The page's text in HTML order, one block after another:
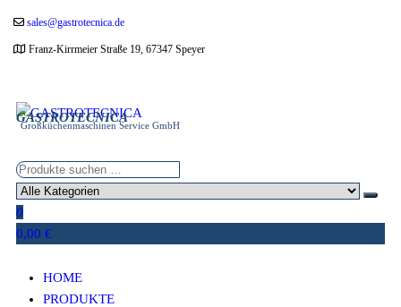
Zumsales@gastrotecnica.de
Franz-Kirrmeier Straße 19, 67347 Speyer
GASTROTECNICA
Großküchenmaschinen Service GmbH
0
0,00 €
HOME
PRODUKTE